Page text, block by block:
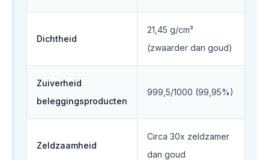
Dichtheid
21,45 g/cm³
(zwaarder dan goud)
Zuiverheid
beleggingsproducten
999,5/1000 (99,95%)
Zeldzaamheid
Circa 30x zeldzamer
dan goud